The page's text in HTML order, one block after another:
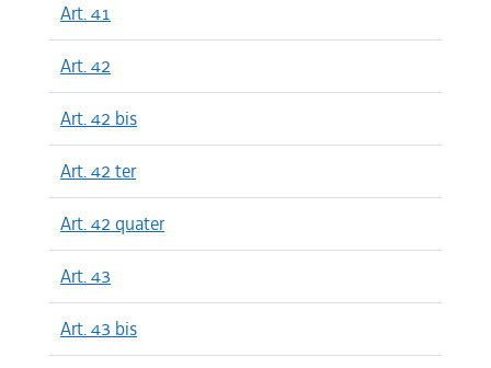
Art. 41
Art. 42
Art. 42 bis
Art. 42 ter
Art. 42 quater
Art. 43
Art. 43 bis